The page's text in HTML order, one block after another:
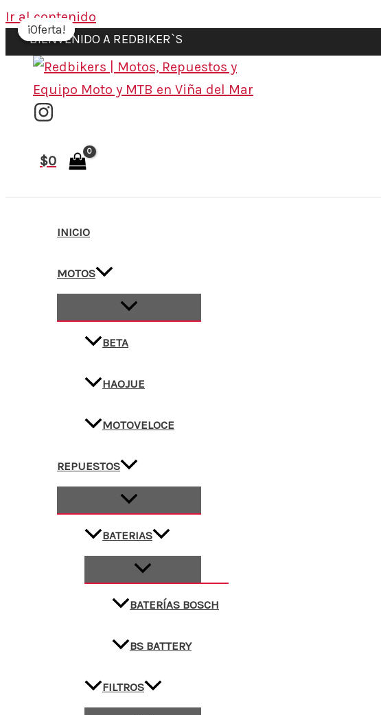
Ir al contenido
BIENVENIDO A REDBIKER`S
$0
INICIO
MOTOS
BETA
HAOJUE
MOTOVELOCE
REPUESTOS
BATERIAS
BATERÍAS BOSCH
BS BATTERY
FILTROS
¡Oferta!
¡Oferta!